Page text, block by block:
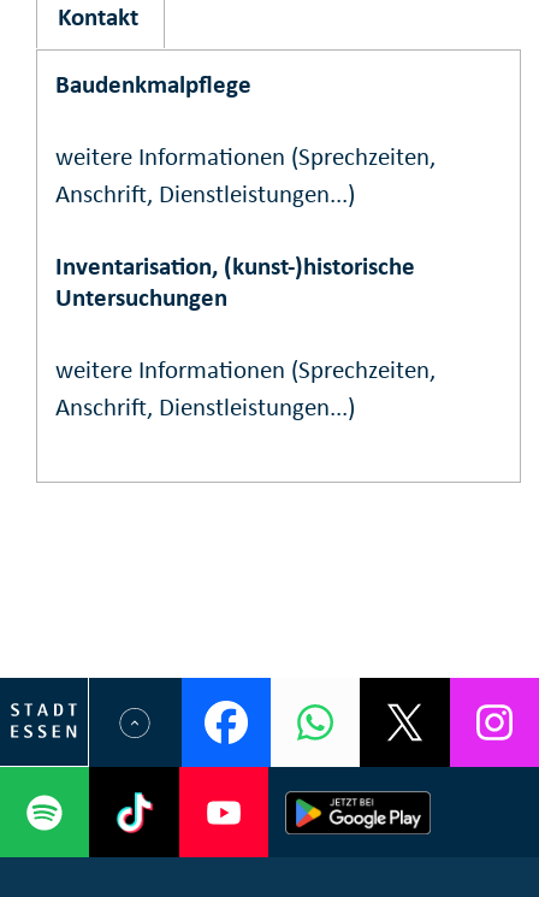
Kontakt
Baudenkmalpflege
weitere Informationen (Sprechzeiten,
Anschrift, Dienstleistungen...)
Inventarisation, (kunst-)historische
Untersuchungen
weitere Informationen (Sprechzeiten,
Anschrift, Dienstleistungen...)